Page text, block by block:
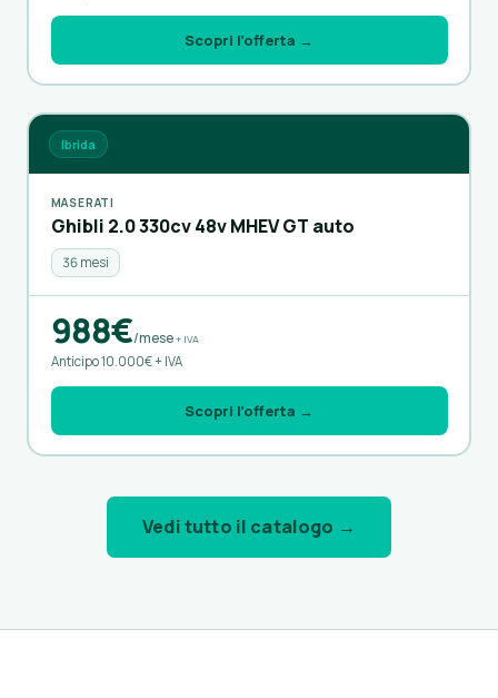
Scopri l’offerta →
Ibrida
MASERATI
Ghibli 2.0 330cv 48v MHEV GT auto
36 mesi
988€/mese+ IVA
Anticipo 10.000€ + IVA
Scopri l’offerta →
Vedi tutto il catalogo →